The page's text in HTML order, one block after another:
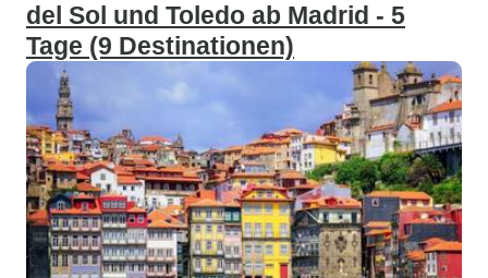
del Sol und Toledo ab Madrid - 5
Tage (9 Destinationen)